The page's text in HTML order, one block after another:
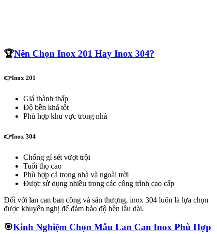
🏆Nên Chọn Inox 201 Hay Inox 304?
👉Inox 201
Giá thành thấp
Độ bền khá tốt
Phù hợp khu vực trong nhà
👉Inox 304
Chống gỉ sét vượt trội
Tuổi thọ cao
Phù hợp cả trong nhà và ngoài trời
Được sử dụng nhiều trong các công trình cao cấp
Đối với lan can ban công và sân thượng, inox 304 luôn là lựa chọn
được khuyến nghị để đảm bảo độ bền lâu dài.
🎯Kinh Nghiệm Chọn Mẫu Lan Can Inox Phù Hợp